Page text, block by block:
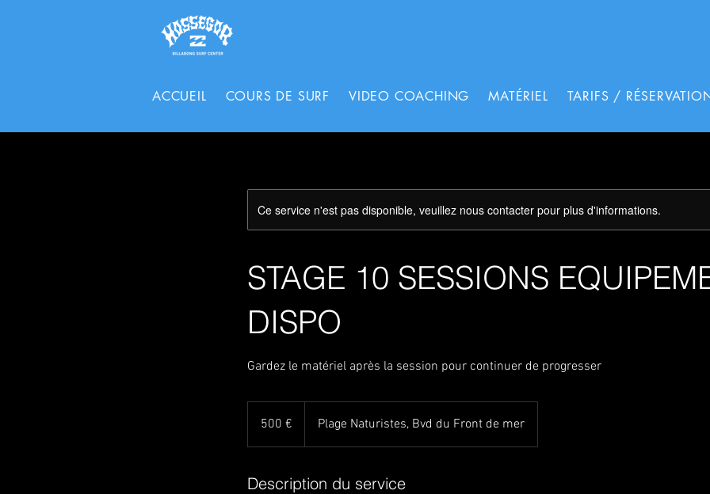
ACCUEIL COURS DE SURF VIDEO COACHING MATÉRIEL TARIFS /
Ce service n'est pas disponible, veuillez nous contacter pour plus d'informations.
STAGE 10 SESSIONS
DISPO
Gardez le matériel après la session pour continuer de progresser
500 € Plage Naturistes, Bvd du Front de mer
Description du service